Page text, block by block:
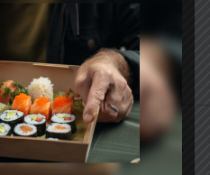
SEMANA
incendio en
de propagación
denunciar negocios